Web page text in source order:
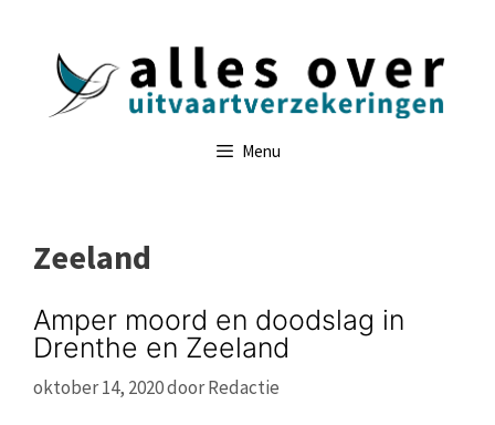
Menu
Zeeland
Amper moord en doodslag in
Drenthe en Zeeland
oktober 14, 2020doorRedactie